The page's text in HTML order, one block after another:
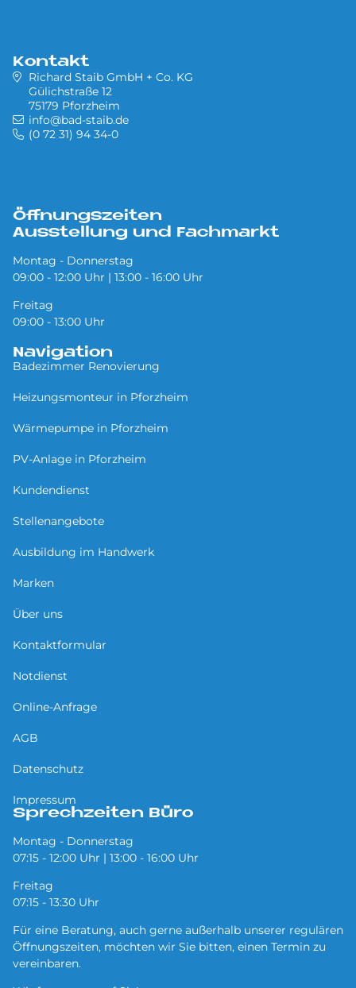
Kontakt
Richard Staib GmbH + Co. KG
Gülichstraße 12
75179 Pforzheim
info@bad-staib.de
(0 72 31) 94 34-0
Öffnungszeiten
Ausstellung und Fachmarkt
Montag - Donnerstag
09:00 - 12:00 Uhr | 13:00 - 16:00 Uhr
Freitag
09:00 - 13:00 Uhr
Navigation
Badezimmer Renovierung
Heizungsmonteur in Pforzheim
Wärmepumpe in Pforzheim
PV-Anlage in Pforzheim
Kundendienst
Stellenangebote
Ausbildung im Handwerk
Marken
Über uns
Kontaktformular
Notdienst
Online-Anfrage
AGB
Datenschutz
Impressum
Sprechzeiten Büro
Montag - Donnerstag
07:15 - 12:00 Uhr | 13:00 - 16:00 Uhr
Freitag
07:15 - 13:30 Uhr
Für eine Beratung, auch gerne außerhalb unserer regulären
Öffnungszeiten, möchten wir Sie bitten, einen Termin zu
vereinbaren.